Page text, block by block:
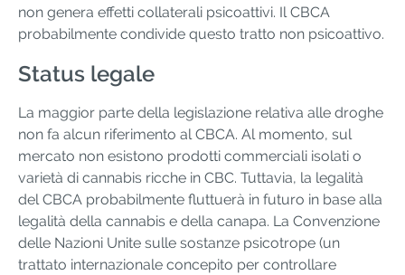
non genera effetti collaterali psicoattivi. Il CBCA
probabilmente condivide questo tratto non psicoattivo.
Status legale
La maggior parte della legislazione relativa alle droghe
non fa alcun riferimento al CBCA. Al momento, sul
mercato non esistono prodotti commerciali isolati o
varietà di cannabis ricche in CBC. Tuttavia, la legalità
del CBCA probabilmente fluttuerà in futuro in base alla
legalità della cannabis e della canapa. La Convenzione
delle Nazioni Unite sulle sostanze psicotrope (un
trattato internazionale concepito per controllare